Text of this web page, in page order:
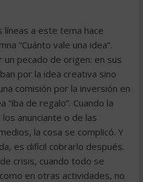
líneas a este tema hace
“Cuánto vale una idea”.
pecado de origen: en sus
por la idea creativa sino
comisión por la inversión en
“iba de regalo”. Cuando la
anunciante o de las
la cosa se complicó. Y
es difícil cobrarlo después.
crisis, cuando todo se
en otras actividades, no